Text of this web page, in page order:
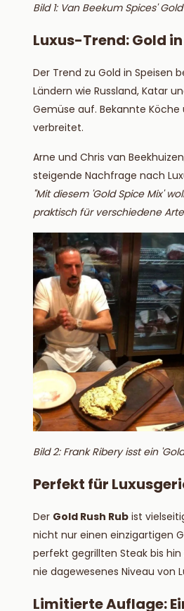
Bild 1: Van Beekum Spices'
Luxus-Trend: Gold
Der Trend zu Gold in Speisen
Ländern wie Russland, Katar
Gemüse auf. Bekannte
verbreitet.
Arne und Chris van
steigende Nachfrage nach
"Mit diesem 'Gold Spice Mix'
praktisch für verschiedene
Bild 2: Frank Ribery isst ein
Perfekt für
Der Gold Rush Rub ist
nicht nur einen einzigartigen
perfekt gegrillten Steak bis
nie dagewesenes Niveau von
Limitierte Auflage: